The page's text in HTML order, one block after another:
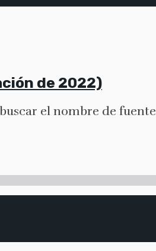
de 2022)
el nombre de fuente